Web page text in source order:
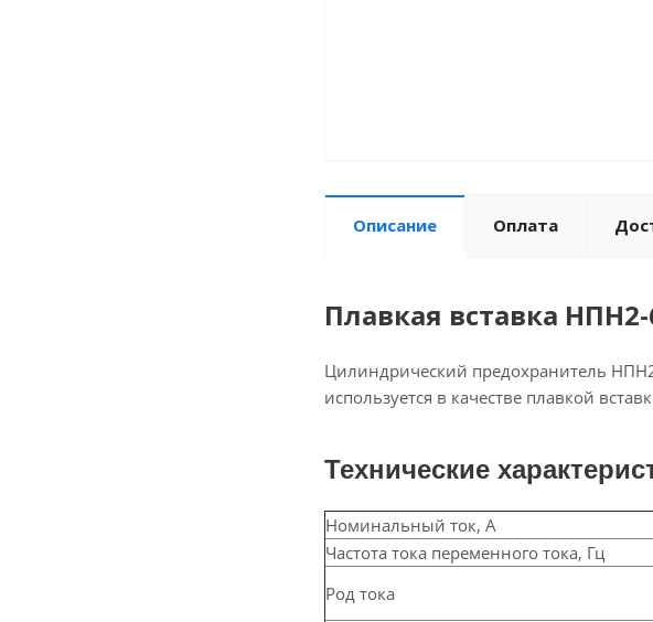
Описание Оплата
Плавкая вставка
Цилиндрический предохранитель
используется в качестве плавкой
Технические
Номинальный ток, А
Частота тока переменного тока, Гц
Род тока